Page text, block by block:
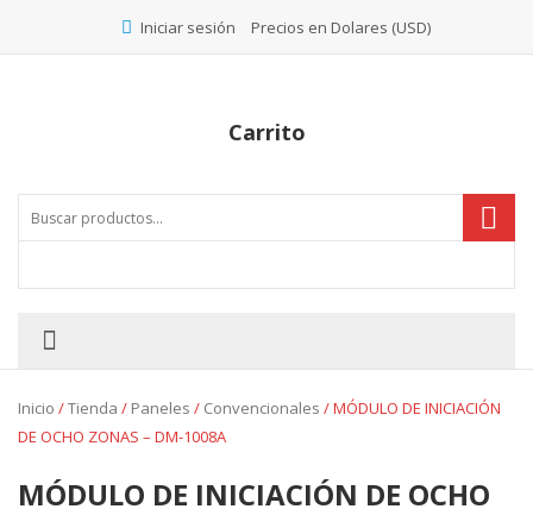
Iniciar sesión Precios en Dolares (USD)
Carrito
Inicio /Tienda / Paneles / Convencionales / MÓDULO DE INICIACIÓN
DE OCHO ZONAS – DM-1008A
MÓDULO DE INICIACIÓN DE OCHO